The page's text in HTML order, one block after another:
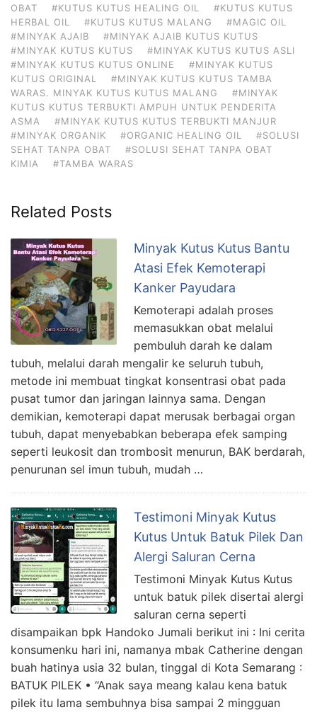
OBAT
#KUTUS KUTUS HEALING OIL
#KUTUS KUTUS
HERBAL OIL
#KUTUS KUTUS MALANG
#MAGIC OIL
#MINYAK AJAIB
#MINYAK AJAIB KUTUS KUTUS
#MINYAK KUTUS KUTUS
#MINYAK KUTUS KUTUS ASLI
#MINYAK KUTUS KUTUS ONLINE
#MINYAK KUTUS
KUTUS ORIGINAL
#MINYAK KUTUS KUTUS TAMBA
WARAS. MINYAK KUTUS KUTUS MALANG
#MINYAK
KUTUS KUTUS TERBUKTI AMPUH UNTUK PENDERITA
ASMA
#MINYAK KUTUS KUTUS TERBUKTI MANJUR
#MINYAK ORGANIK
#ORGANIC HEALING OIL
#SOLUSI
SEHAT TANPA OBAT
#SOLUSI SEHAT TANPA OBAT
KIMIA
#TAMBA WARAS
Related Posts
Minyak Kutus Kutus Bantu
Atasi Efek Kemoterapi
Kanker Payudara
Kemoterapi adalah proses
memasukkan obat melalui
pembuluh darah ke dalam
tubuh, melalui darah mengalir ke seluruh tubuh,
metode ini membuat tingkat konsentrasi obat pada
pusat tumor dan jaringan lainnya sama. Dengan
demikian, kemoterapi dapat merusak berbagai organ
tubuh, dapat menyebabkan beberapa efek samping
seperti leukosit dan trombosit menurun, BAK berdarah,
penurunan sel imun tubuh, mudah …
Testimoni Minyak Kutus
Kutus Untuk Batuk Pilek Dan
Alergi Saluran Cerna
Testimoni Minyak Kutus Kutus
untuk batuk pilek disertai alergi
saluran cerna seperti
disampaikan bpk Handoko Jumali berikut ini : Ini cerita
konsumenku hari ini, namanya mbak Catherine dengan
buah hatinya usia 32 bulan, tinggal di Kota Semarang :
BATUK PILEK • “Anak saya meang kalau kena batuk
pilek itu lama sembuhnya bisa sampai 2 mingguan